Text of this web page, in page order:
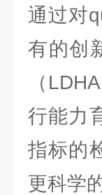
通过对
有的创
（
行能力
指标的
更科学